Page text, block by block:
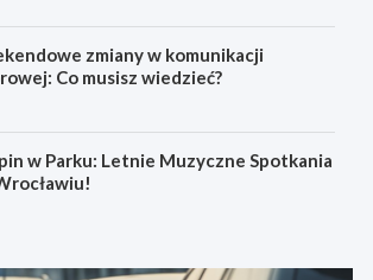
zmiany w komunikacji
Co musisz wiedzieć?
w Parku: Letnie Muzyczne Spotkania